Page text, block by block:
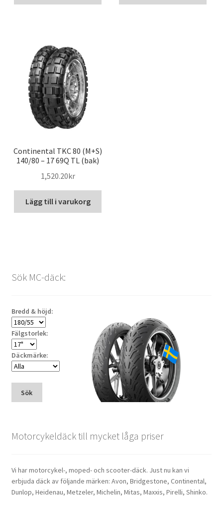
Continental TKC 80 (M+S)
140/80 – 17 69Q TL (bak)
1,520.20kr
Lägg till i varukorg
Sök MC-däck:
Bredd & höjd:
Fälgstorlek:
Däckmärke:
Sök
Motorcykeldäck till mycket låga priser
Vi har motorcykel-, moped- och scooter-däck. Just nu kan vi
erbjuda däck av följande märken: Avon, Bridgestone, Continental,
Dunlop, Heidenau, Metzeler, Michelin, Mitas, Maxxis, Pirelli, Shinko.